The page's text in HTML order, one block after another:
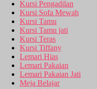
Kursi Pengadilan
Kursi Sofa Mewah
Kursi Tamu
Kursi Tamu jati
Kursi Teras
Kursi Tiffany
Lemari Hias
Lemari Pakaian
Lemari Pakaian Jati
Meja Belajar